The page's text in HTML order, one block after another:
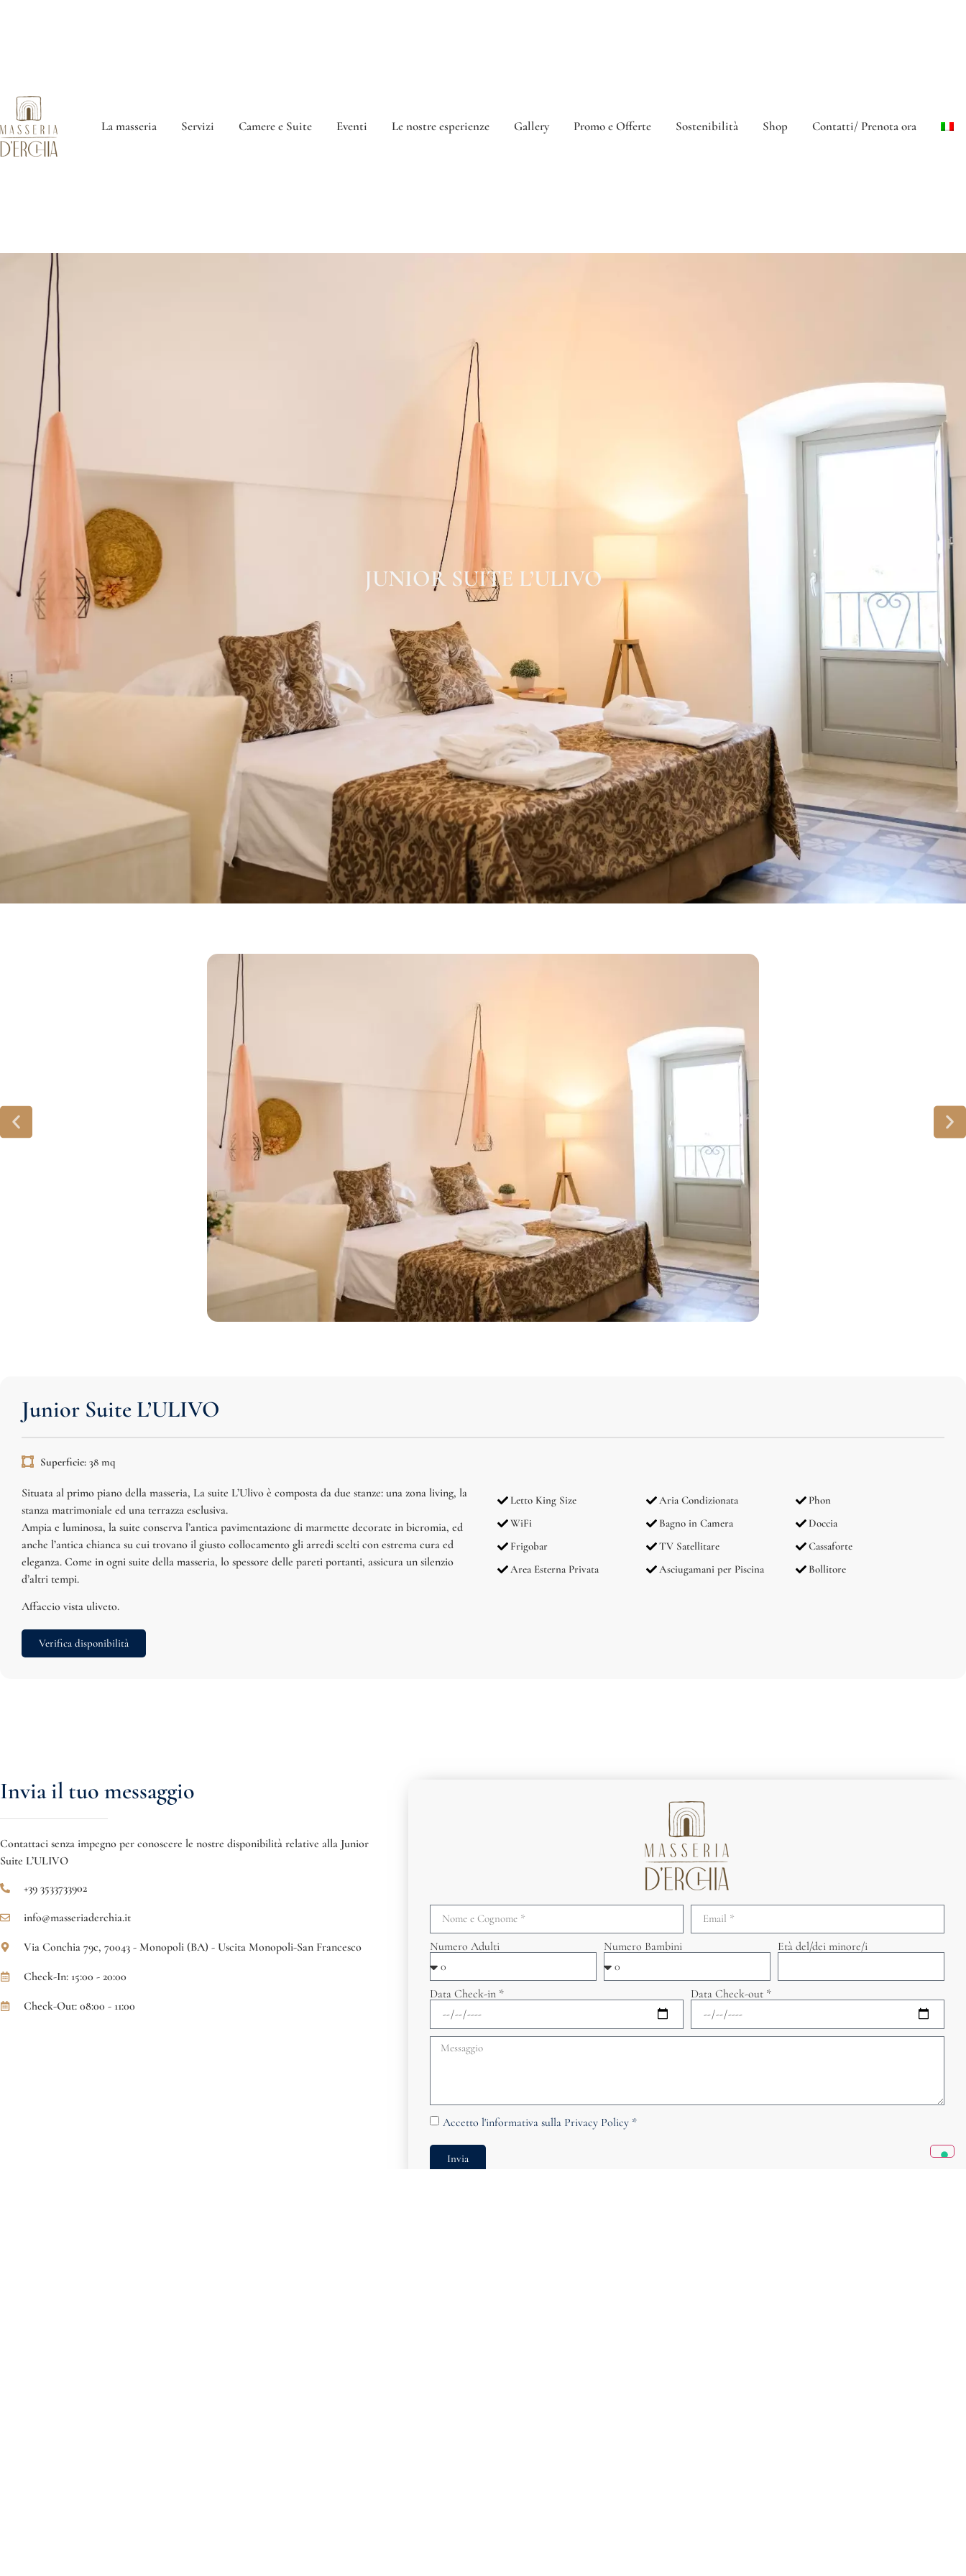
La masseria Servizi Camere e Suite Eventi Le nostre esperienze Gallery Promo e Offerte Sostenibilità Shop Contatti/ Prenota ora
JUNIOR SUITE L’ULIVO
Junior Suite L’ULIVO
Superficie:38 mq
Situata al primo piano della masseria, La suite L’Ulivo è composta da due stanze: una zona living, la
stanza matrimoniale ed una terrazza esclusiva.
Ampia e luminosa, la suite conserva l’antica pavimentazione di marmette decorate in bicromia, ed
anche l’antica chianca su cui trovano il giusto collocamento gli arredi scelti con estrema cura ed
eleganza. Come in ogni suite della masseria, lo spessore delle pareti portanti, assicura un silenzio
d’altri tempi.
Affaccio vista uliveto.
Letto King Size Aria Condizionata
Phon
WiFi
Bagno in Camera
Doccia
Frigobar
TV Satellitare
Cassaforte
Area Esterna Privata
Asciugamani per Piscina Bollitore
Verifica disponibilità
Invia il tuo messaggio
Contattaci senza impegno per conoscere le nostre disponibilità relative alla Junior
Suite L’ULIVO
+39 3533733902
info@masseriaderchia.it
Via Conchia 79c, 70043 - Monopoli (BA) - Uscita Monopoli-San Francesco
Check-In: 15:00 - 20:00
Check-Out: 08:00 - 11:00
Numero Adulti Numero Bambini Età del/dei minore/i
Data Check-in * Data Check-out *
Accetto l'informativa sulla Privacy Policy*
Invia